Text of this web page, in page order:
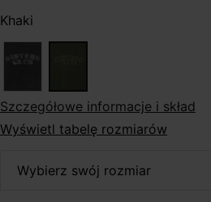
Khaki
szczegółowe informacje i skład
Wyświetl tabelę rozmiarów
wybierz swój rozmiar